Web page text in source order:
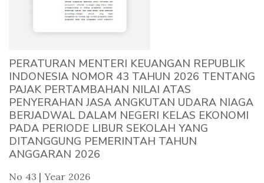
PERATURAN MENTERI KEUANGAN REPUBLIK
INDONESIA NOMOR 43 TAHUN 2026 TENTANG
PAJAK PERTAMBAHAN NILAI ATAS
PENYERAHAN JASA ANGKUTAN UDARA NIAGA
BERJADWAL DALAM NEGERI KELAS EKONOMI
PADA PERIODE LIBUR SEKOLAH YANG
DITANGGUNG PEMERINTAH TAHUN
ANGGARAN 2026
No 43 | Year 2026